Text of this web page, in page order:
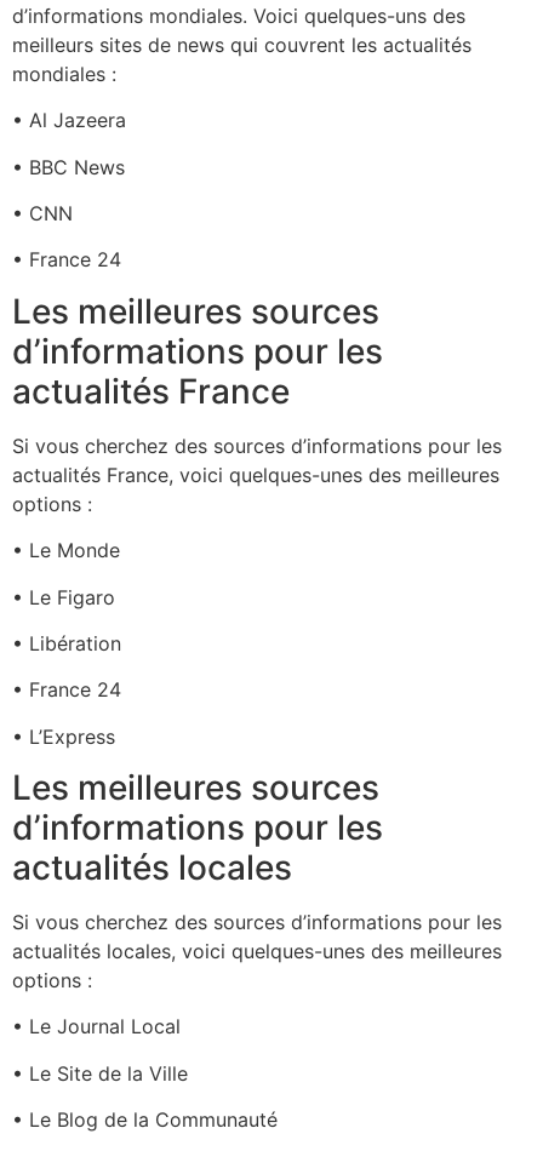
d’informations mondiales. Voici quelques-uns des
meilleurs sites de news qui couvrent les actualités
mondiales :
• Al Jazeera
• BBC News
• CNN
• France 24
Les meilleures sources
d’informations pour les
actualités France
Si vous cherchez des sources d’informations pour les
actualités France, voici quelques-unes des meilleures
options :
• Le Monde
• Le Figaro
• Libération
• France 24
• L’Express
Les meilleures sources
d’informations pour les
actualités locales
Si vous cherchez des sources d’informations pour les
actualités locales, voici quelques-unes des meilleures
options :
• Le Journal Local
• Le Site de la Ville
• Le Blog de la Communauté